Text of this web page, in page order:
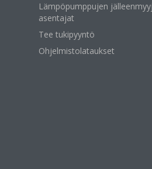
Lämpöpumppujen
asentajat
Tee tukipyyntö
Ohjelmistolataukset